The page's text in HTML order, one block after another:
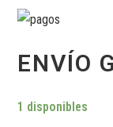
ENVÍO
1 disponibles